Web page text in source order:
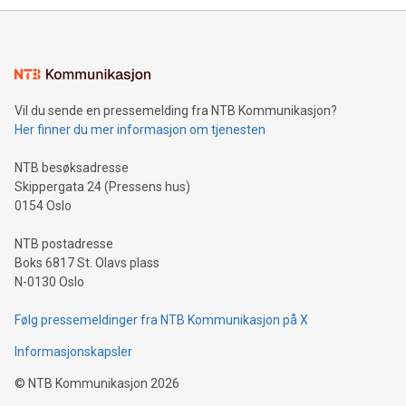
mining.Energy Market Dynamics: Explore how Bitcoin mining
mining.Sound Money: Discover how tamper-proof currency
neutral payment systems support humanitarian
projects.Carbon Footprint: Compare Bitcoin's environmental
event and dive into the critical topics of Bitcoin
Vil du sende en pressemelding fra NTB Kommunikasjon?
Her finner du mer informasjon om tjenesten
NTB besøksadresse
Skippergata 24 (Pressens hus)
0154 Oslo
NTB postadresse
Boks 6817 St. Olavs plass
N-0130 Oslo
Følg pressemeldinger fra NTB Kommunikasjon på X
Informasjonskapsler
© NTB Kommunikasjon 2026